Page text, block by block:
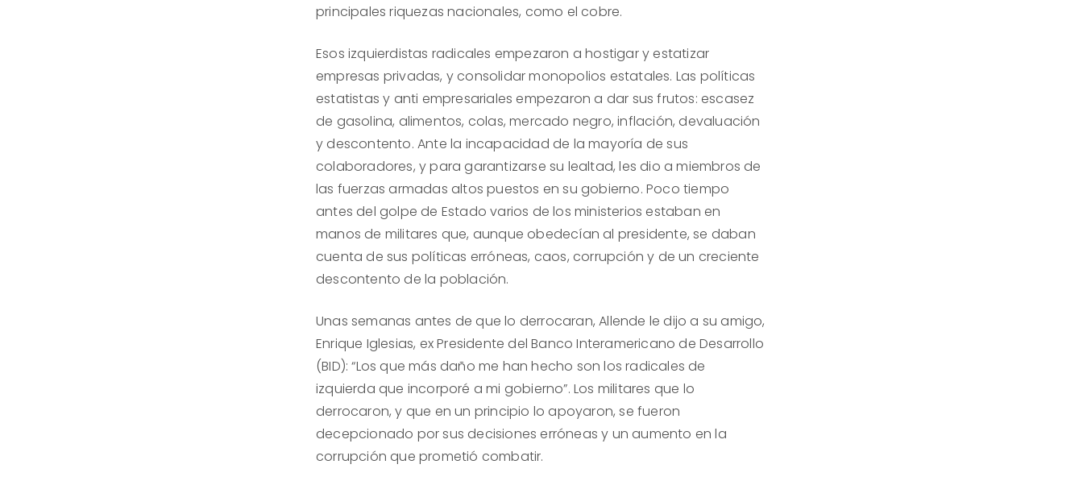
principales riquezas nacionales, como el cobre.
Esos izquierdistas radicales empezaron a hostigar y estatizar
empresas privadas, y consolidar monopolios estatales. Las políticas
estatistas y anti empresariales empezaron a dar sus frutos: escasez
de gasolina, alimentos, colas, mercado negro, inflación, devaluación
y descontento. Ante la incapacidad de la mayoría de sus
colaboradores, y para garantizarse su lealtad, les dio a miembros de
las fuerzas armadas altos puestos en su gobierno. Poco tiempo
antes del golpe de Estado varios de los ministerios estaban en
manos de militares que, aunque obedecían al presidente, se daban
cuenta de sus políticas erróneas, caos, corrupción y de un creciente
descontento de la población.
Unas semanas antes de que lo derrocaran, Allende le dijo a su amigo,
Enrique Iglesias, ex Presidente del Banco Interamericano de Desarrollo
(BID): “Los que más daño me han hecho son los radicales de
izquierda que incorporé a mi gobierno”. Los militares que lo
derrocaron, y que en un principio lo apoyaron, se fueron
decepcionado por sus decisiones erróneas y un aumento en la
corrupción que prometió combatir.